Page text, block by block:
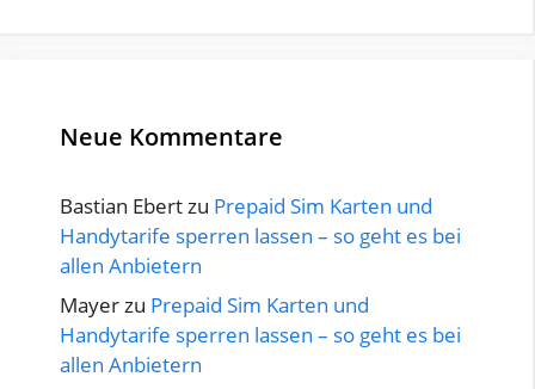
Neue Kommentare
Bastian Ebert zu Prepaid Sim Karten und
Handytarife sperren lassen – so geht es bei
allen Anbietern
Mayerzu Prepaid Sim Karten und
Handytarife sperren lassen – so geht es bei
allen Anbietern